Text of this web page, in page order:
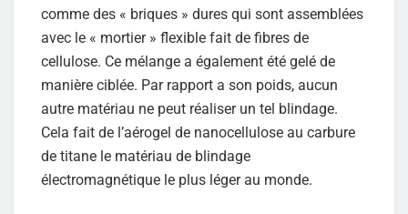
comme des « briques » dures qui sont assemblées
avec le « mortier » flexible fait de fibres de
cellulose. Ce mélange a également été gelé de
manière ciblée. Par rapport a son poids, aucun
autre matériau ne peut réaliser un tel blindage.
Cela fait de l’aérogel de nanocellulose au carbure
de titane le matériau de blindage
électromagnétique le plus léger au monde.